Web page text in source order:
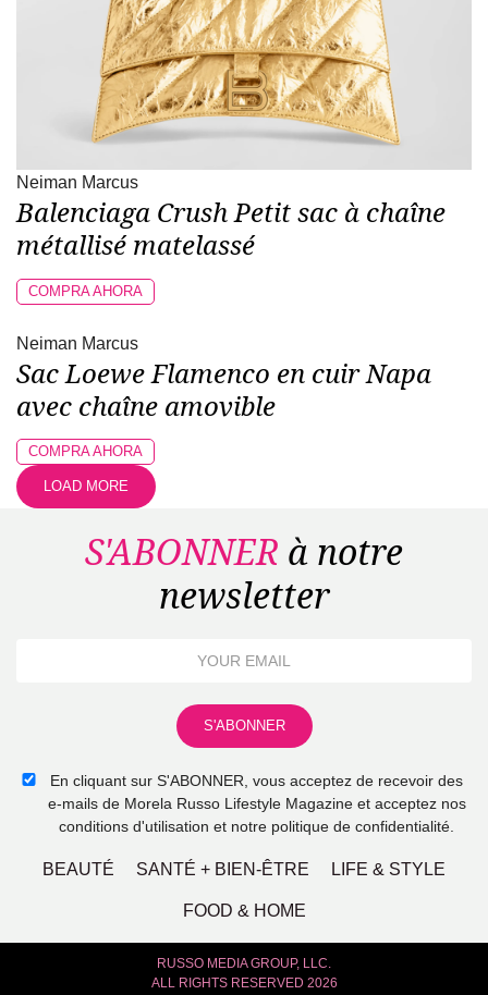
Neiman Marcus
Balenciaga Crush Petit sac à chaîne
métallisé matelassé
COMPRA AHORA
Neiman Marcus
Sac Loewe Flamenco en cuir Napa
avec chaîne amovible
COMPRA AHORA
LOAD MORE
S'ABONNER à notre
newsletter
En cliquant sur S'ABONNER, vous acceptez de recevoir des
e-mails de Morela Russo Lifestyle Magazine et acceptez nos
conditions d'utilisation et notre politique de confidentialité.
BEAUTÉ SANTÉ + BIEN-ÊTRE LIFE & STYLE
FOOD & HOME
RUSSO MEDIA GROUP, LLC.
ALL RIGHTS RESERVED 2026